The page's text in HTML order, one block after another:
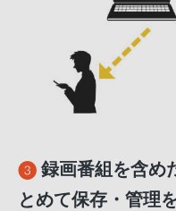
録画番組を含め
とめて保存・管理